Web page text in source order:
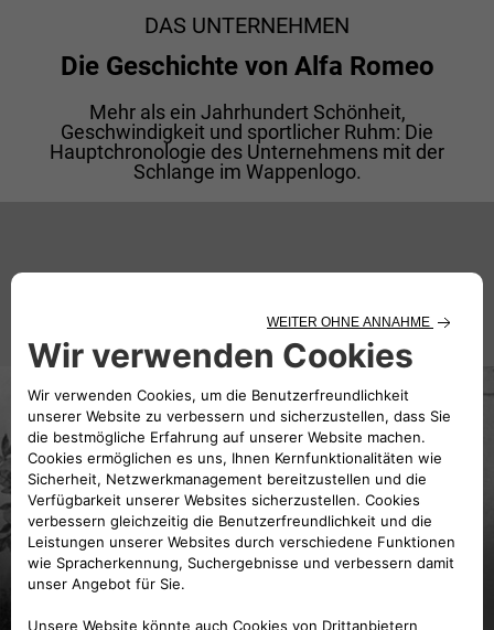
DAS UNTERNEHMEN
Die Geschichte von Alfa Romeo
Mehr als ein Jahrhundert Schönheit,
Geschwindigkeit und sportlicher Ruhm: Die
Hauptchronologie des Unternehmens mit der
Schlange im Wappenlogo.
Die Gründung von Alfa Romeo